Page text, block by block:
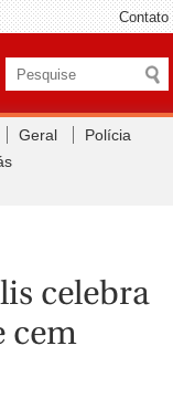
Contato
Geral
Polícia
celebra
cem